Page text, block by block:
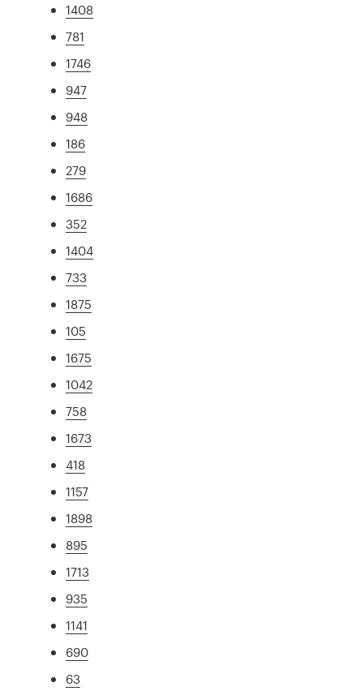
1408
781
1746
947
948
186
279
1686
352
1404
733
1875
105
1675
1042
758
1673
418
1157
1898
895
1713
935
1141
690
63